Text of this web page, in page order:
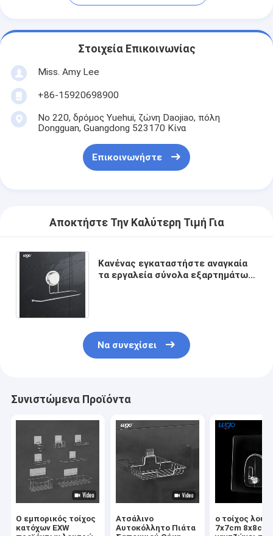
Στοιχεία Επικοινωνίας
Miss. Amy Lee
+86-15920698900
Νο 220, δρόμος Yuehui, ζώνη Daojiao, πόλη
Dongguan, Guangdong 523170 Κίνα
Επικοινωνήστε
Αποκτήστε Την Καλύτερη Τιμή Για
Κανένας εγκαταστήστε αναγκαία
τα εργαλεία σύνολα εξαρτημάτων
Να συνεχίσει
Συνιστώμενα Προϊόντα
Ο εμπορικός τοίχος
κατόχων EXW
Ατσάλινο
Αυτοκόλλητο Πιάτα
ο τοίχος
7x7cm 8x8cm